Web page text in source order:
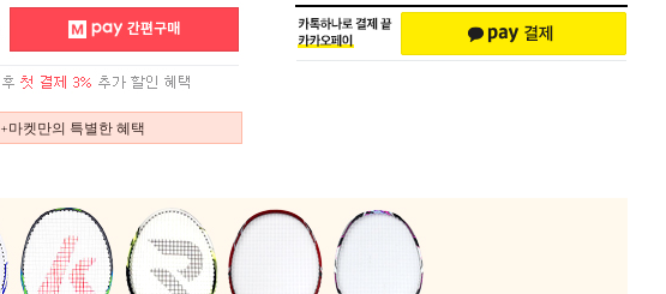
+마켓만의 특별한 혜택